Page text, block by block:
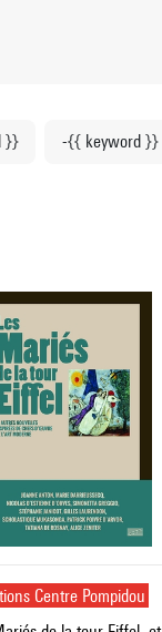
}} -{{ keyword }}
Centre Pompidou